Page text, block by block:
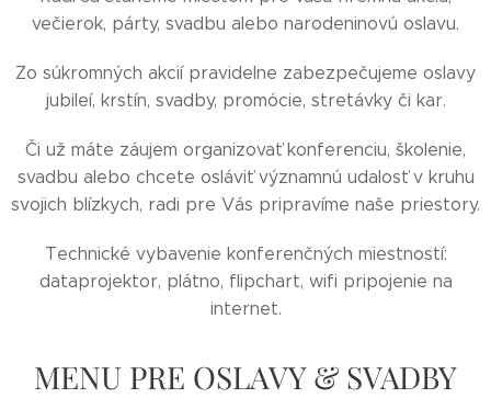
večierok, párty, svadbu alebo narodeninovú oslavu.
Zo súkromných akcií pravidelne zabezpečujeme oslavy
jubileí, krstín, svadby, promócie, stretávky či kar.
Či už máte záujem organizovať konferenciu, školenie,
svadbu alebo chcete osláviť významnú udalosť v kruhu
svojich blízkych, radi pre Vás pripravíme naše priestory.
Technické vybavenie konferenčných miestností:
dataprojektor, plátno, flipchart, wifi pripojenie na
internet.
MENU PRE OSLAVY & SVADBY